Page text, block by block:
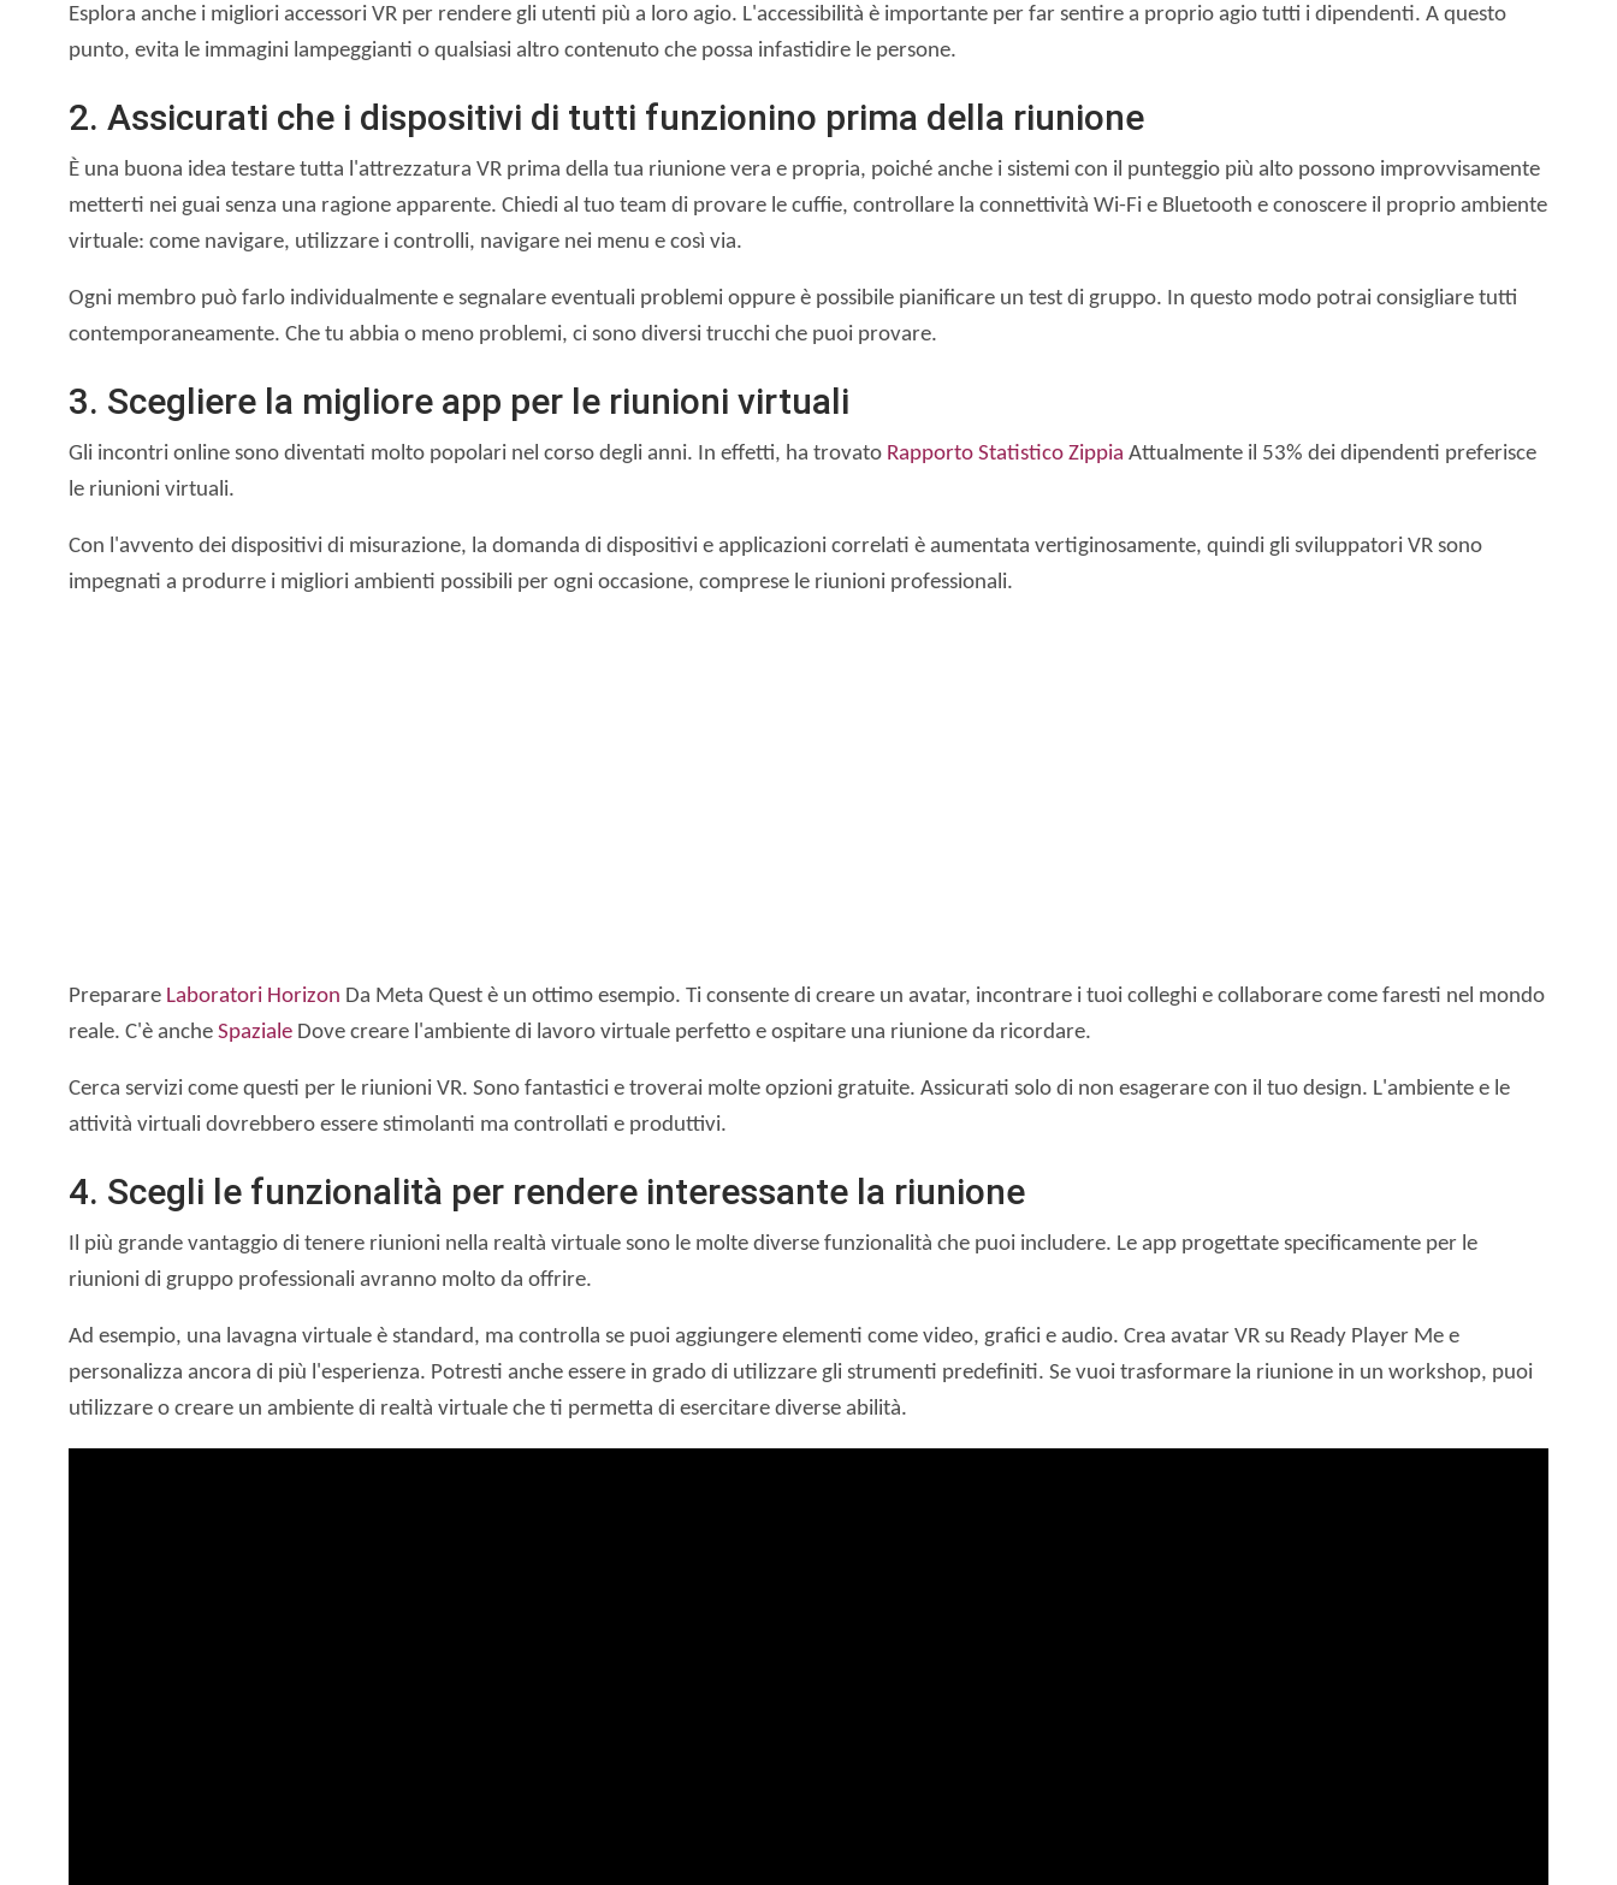
Esplora anche i migliori accessori VR per rendere gli utenti più a loro agio. L'accessibilità è importante per far sentire a proprio agio tutti i dipendenti. A questo
punto, evita le immagini lampeggianti o qualsiasi altro contenuto che possa infastidire le persone.
2. Assicurati che i dispositivi di tutti funzionino prima della riunione
È una buona idea testare tutta l'attrezzatura VR prima della tua riunione vera e propria, poiché anche i sistemi con il punteggio più alto possono improvvisamente
metterti nei guai senza una ragione apparente. Chiedi al tuo team di provare le cuffie, controllare la connettività Wi-Fi e Bluetooth e conoscere il proprio ambiente
virtuale: come navigare, utilizzare i controlli, navigare nei menu e così via.
Ogni membro può farlo individualmente e segnalare eventuali problemi oppure è possibile pianificare un test di gruppo. In questo modo potrai consigliare tutti
contemporaneamente. Che tu abbia o meno problemi, ci sono diversi trucchi che puoi provare.
3. Scegliere la migliore app per le riunioni virtuali
Gli incontri online sono diventati molto popolari nel corso degli anni. In effetti, ha trovato Rapporto Statistico Zippia Attualmente il 53% dei dipendenti preferisce
le riunioni virtuali.
Con l'avvento dei dispositivi di misurazione, la domanda di dispositivi e applicazioni correlati è aumentata vertiginosamente, quindi gli sviluppatori VR sono
impegnati a produrre i migliori ambienti possibili per ogni occasione, comprese le riunioni professionali.
Preparare Laboratori Horizon Da Meta Quest è un ottimo esempio. Ti consente di creare un avatar, incontrare i tuoi colleghi e collaborare come faresti nel mondo
reale. C'è anche Spaziale Dove creare l'ambiente di lavoro virtuale perfetto e ospitare una riunione da ricordare.
Cerca servizi come questi per le riunioni VR. Sono fantastici e troverai molte opzioni gratuite. Assicurati solo di non esagerare con il tuo design. L'ambiente e le
attività virtuali dovrebbero essere stimolanti ma controllati e produttivi.
4. Scegli le funzionalità per rendere interessante la riunione
Il più grande vantaggio di tenere riunioni nella realtà virtuale sono le molte diverse funzionalità che puoi includere. Le app progettate specificamente per le
riunioni di gruppo professionali avranno molto da offrire.
Ad esempio, una lavagna virtuale è standard, ma controlla se puoi aggiungere elementi come video, grafici e audio. Crea avatar VR su Ready Player Me e
personalizza ancora di più l'esperienza. Potresti anche essere in grado di utilizzare gli strumenti predefiniti. Se vuoi trasformare la riunione in un workshop, puoi
utilizzare o creare un ambiente di realtà virtuale che ti permetta di esercitare diverse abilità.